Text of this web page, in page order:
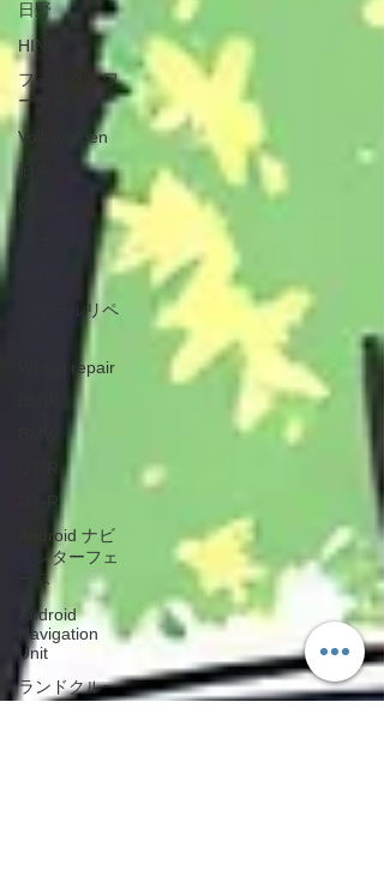
日野
HINO
フォルクスワ
ーゲン
Volkswagen
旧車
Old car
ホイールリペ
Wheel repair
GT-R
Android ナビ
インターフェ
ース
Android
Navigation
Unit
ランドクルー